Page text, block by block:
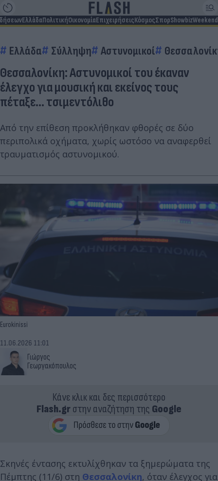
ΕλλάδαΠολιτικήΟικονομίαΕπιχειρήσειςΚόσμοςΣπορShowbizWeekend
Ελλάδα Σύλληψη Αστυνομικοί
Θεσσαλονίκη: Αστυνομικοί του έκαναν
έλεγχο για μουσική και εκείνος τους
πέταξε... τσιμεντόλιθο
Από την επίθεση προκλήθηκαν φθορές σε δύο
περιπολικά οχήματα, χωρίς ωστόσο να αναφερθεί
τραυματισμός αστυνομικού.
Eurokinissi
Γιώργος
Γεωργακόπουλος
11.06.2026 11:01
Κάνε κλικ και δες περισσότερο
Flash.grστην αναζήτηση της Google
Σκηνές έντασης εκτυλίχθηκαν τα ξημερώματα της
Πέμπτης (11/6) στη Θεσσαλονίκη, όταν έλεγχος για